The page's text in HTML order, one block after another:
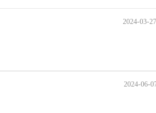
2024-03-27
2024-06-